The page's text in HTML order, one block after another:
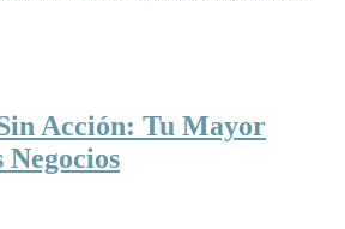
Acción: Tu Mayor
Negocios